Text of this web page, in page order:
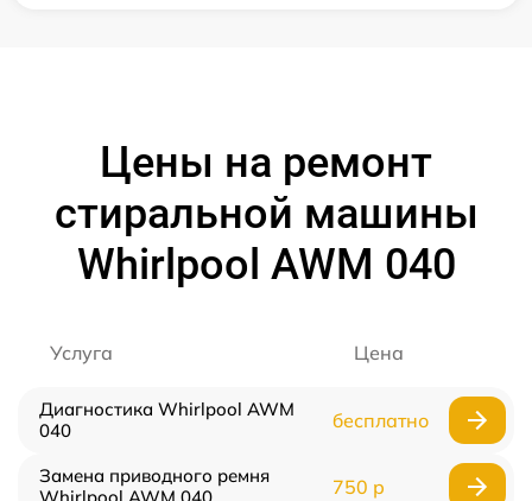
Цены на ремонт
стиральной машины
Whirlpool AWM 040
Услуга Цена
Диагностика Whirlpool AWM
040
бесплатно
Замена приводного ремня
750 р